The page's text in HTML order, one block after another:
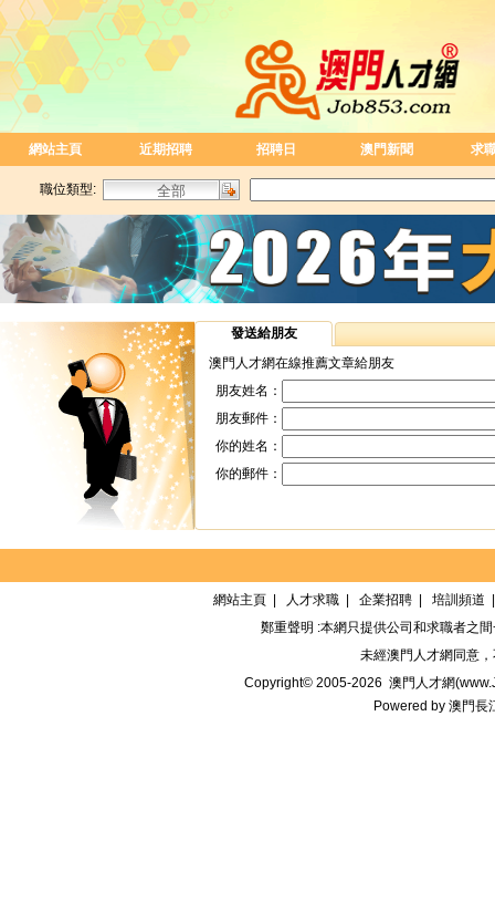
網站主頁 近期招聘 招聘日 澳門新聞 求
職位類型:
發送給朋友
澳門人才網在線推薦文章給朋友
朋友姓名：
朋友郵件：
你的姓名：
你的郵件：
網站主頁 人才求職 企業招聘 培訓頻道
鄭重聲明 :本網只提供公司和求職者之
未經澳門人才網 同意
Copyright© 2005-2026 澳門人才網
Powered by 澳門長